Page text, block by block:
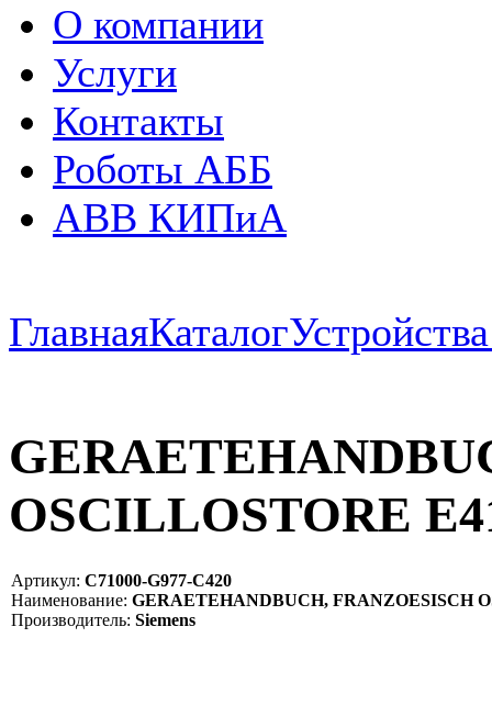
О компании
Услуги
Контакты
Роботы АББ
ABB КИПиА
ГлавнаяКаталог
OSCILLOSTORE
Артикул: C71000-G977-C420
Наименование: GERAETEHANDBUCH, FRANZOESISCH
Производитель: Siemens